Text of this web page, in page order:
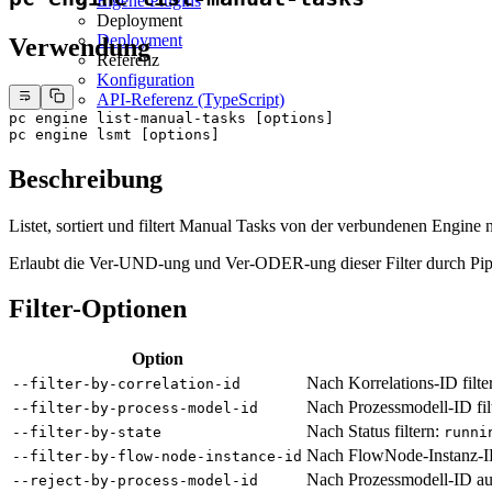
Deployment
Deployment
Referenz
Konfiguration
API-Referenz (TypeScript)
Verwendung
pc engine list-manual-tasks [options]
pc engine lsmt [options]
Beschreibung
Listet, sortiert und filtert Manual Tasks von der verbundenen Engine
Erlaubt die Ver-UND-ung und Ver-ODER-ung dieser Filter durch
Filter-Optionen
Option
--filter-by-correlation-id Nach Korrelations-ID
--filter-by-process-model-id Nach Prozessmodell-ID
--filter-by-state Nach Status filtern:
--filter-by-flow-node-instance-id Nach FlowNode-Instanz-
--reject-by-process-model-id Nach Prozessmodell-ID